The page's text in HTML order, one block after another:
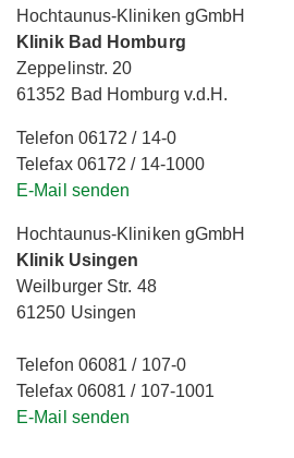
Hochtaunus-Kliniken gGmbH
Klinik Bad Homburg
Zeppelinstr. 20
61352 Bad Homburg v.d.H.
Telefon 06172 / 14-0
Telefax 06172 / 14-1000
E-Mail senden
Hochtaunus-Kliniken gGmbH
Klinik Usingen
Weilburger Str. 48
61250 Usingen
Telefon 06081 / 107-0
Telefax 06081 / 107-1001
E-Mail senden